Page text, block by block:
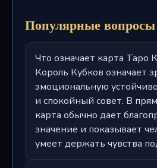
Популярные
Что означает карта Таро
Король Кубков означает
эмоциональную
и спокойный совет. В
карта обычно дает
значение и показывает
умеет держать чувства